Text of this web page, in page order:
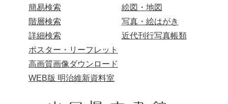
簡易検索
階層検索
詳細検索
絵図・地図
写真・絵はがき
近代刊行写真帳類
ポスター・リーフレット
高画質画像ダウンロード
WEB版 明治維新資料室